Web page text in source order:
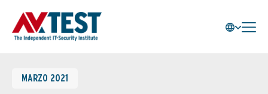
MARZO 2021